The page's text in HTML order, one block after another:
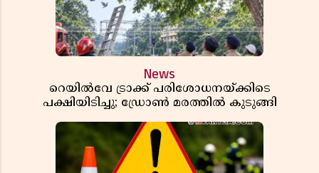
News
റെയിൽവേ ട്രാക്ക് പരിശോധനയ്ക്കിടെ
പക്ഷിയിടിച്ചു; ഡ്രോൺ മരത്തിൽ കുടുങ്ങി